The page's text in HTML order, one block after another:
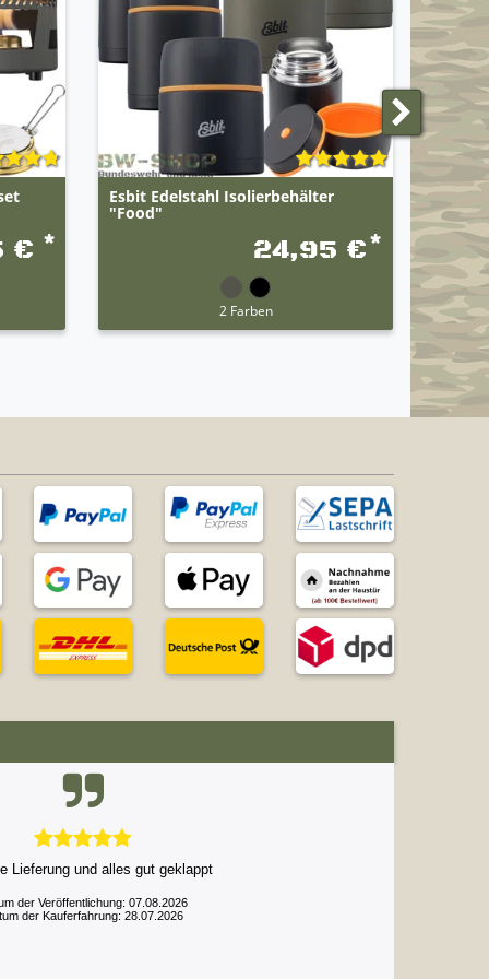
€ *
Esbit Edelstahl Isolierbehälter
"Food"
24,95 €*
2 Farben
Esbit
Lieferung und alles gut geklappt
der Veröffentlichung: 07.08.2026
der Kauferfahrung: 28.07.2026